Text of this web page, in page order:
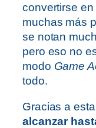
convertirse
muchas más
se notan
pero eso no
modo Game
todo.
Gracias a
alcanzar